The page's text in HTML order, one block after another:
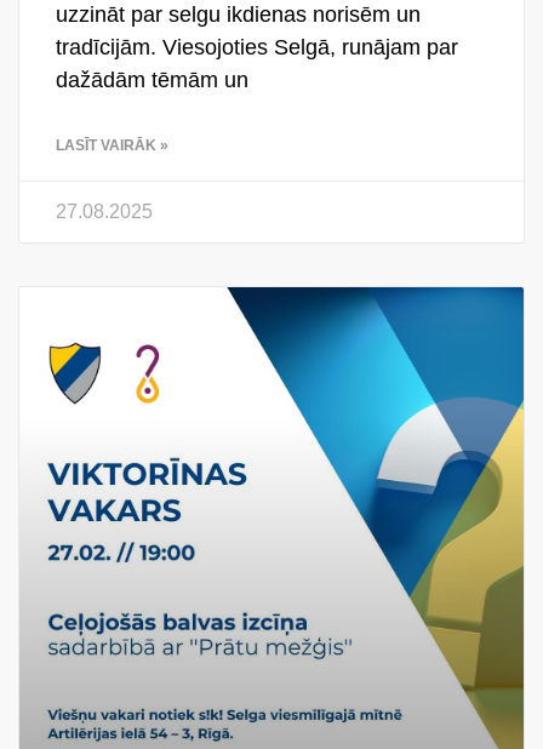
uzzināt par selgu ikdienas norisēm un
tradīcijām. Viesojoties Selgā, runājam par
dažādām tēmām un
LASĪT VAIRĀK »
27.08.2025